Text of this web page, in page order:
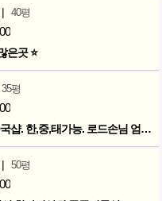
| 40평
은곳 ⭐
35평
안양 평촌역 먹자상권 중국샵. 한,중,태가능. 로드손님 엄청많아요!
| 50평